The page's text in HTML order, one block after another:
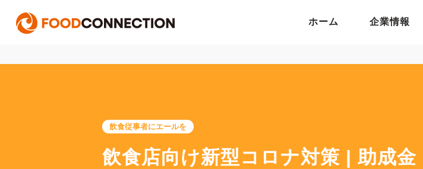
ホーム 企業情報
飲食従事者にエールを
飲食店向け新型コロナ対策 | 助成